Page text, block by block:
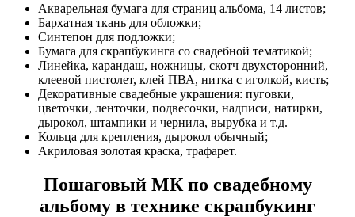
Акварельная бумага для страниц альбома, 14 листов;
Бархатная ткань для обложки;
Синтепон для подложки;
Бумага для скрапбукинга со свадебной тематикой;
Линейка, карандаш, ножницы, скотч двухсторонний,
клеевой пистолет, клей ПВА, нитка с иголкой, кисть;
Декоративные свадебные украшения: пуговки,
цветочки, ленточки, подвесочки, надписи, натирки,
дырокол, штампики и чернила, вырубка и т.д.
Кольца для крепления, дырокол обычный;
Акриловая золотая краска, трафарет.
Пошаговый МК по свадебному
альбому в технике скрапбукинг